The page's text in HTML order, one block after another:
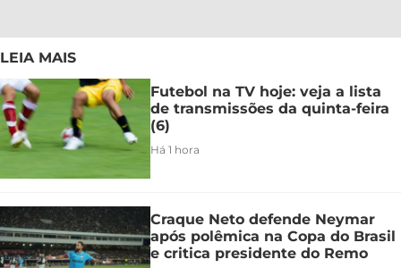
LEIA MAIS
Futebol na TV hoje: veja a lista
de transmissões da quinta-feira
(6)
Há 1 hora
Craque Neto defende Neymar
após polêmica na Copa do Brasil
e critica presidente do Remo